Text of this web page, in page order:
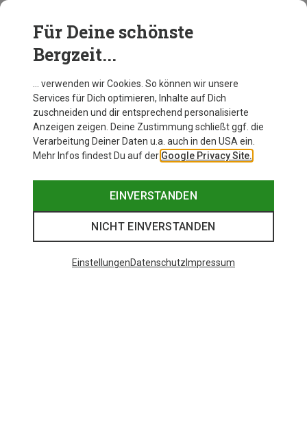
Du sparst 30%
Für Deine schönste
Bergzeit...
… verwenden wir Cookies. So können wir unsere
Services für Dich optimieren, Inhalte auf Dich
zuschneiden und dir entsprechend personalisierte
Anzeigen zeigen. Deine Zustimmung schließt ggf. die
Verarbeitung Deiner Daten u.a. auch in den USA ein.
Mehr Infos findest Du auf der Google Privacy Site.
EINVERSTANDEN
NICHT EINVERSTANDEN
EinstellungenDatenschutz Impressum